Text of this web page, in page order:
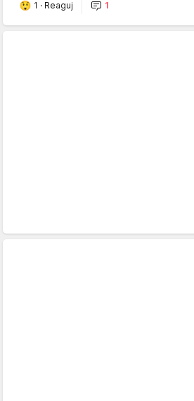
1 · Reaguj 1